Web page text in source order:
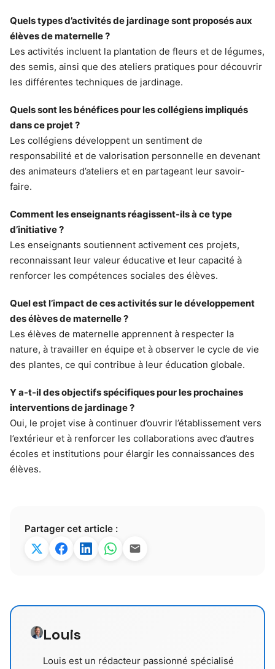
Quels types d’activités de jardinage sont proposés aux
élèves de maternelle ?
Les activités incluent la plantation de fleurs et de légumes,
des semis, ainsi que des ateliers pratiques pour découvrir
les différentes techniques de jardinage.
Quels sont les bénéfices pour les collégiens impliqués
dans ce projet ?
Les collégiens développent un sentiment de
responsabilité et de valorisation personnelle en devenant
des animateurs d’ateliers et en partageant leur savoir-
faire.
Comment les enseignants réagissent-ils à ce type
d’initiative ?
Les enseignants soutiennent activement ces projets,
reconnaissant leur valeur éducative et leur capacité à
renforcer les compétences sociales des élèves.
Quel est l’impact de ces activités sur le développement
des élèves de maternelle ?
Les élèves de maternelle apprennent à respecter la
nature, à travailler en équipe et à observer le cycle de vie
des plantes, ce qui contribue à leur éducation globale.
Y a-t-il des objectifs spécifiques pour les prochaines
interventions de jardinage ?
Oui, le projet vise à continuer d’ouvrir l’établissement vers
l’extérieur et à renforcer les collaborations avec d’autres
écoles et institutions pour élargir les connaissances des
élèves.
Partager cet article :
Louis
Louis est un rédacteur passionné spécialisé